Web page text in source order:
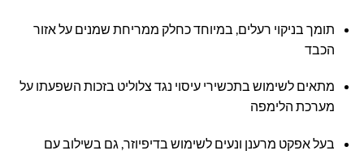
תומך בניקוי רעלים, במיוחד כחלק ממריחת שמנים על אזור
הכבד
מתאים לשימוש בתכשירי עיסוי נגד צלוליט בזכות השפעתו על
מערכת הלימפה
בעל אפקט מרענן ונעים לשימוש בדיפיוזר, גם בשילוב עם